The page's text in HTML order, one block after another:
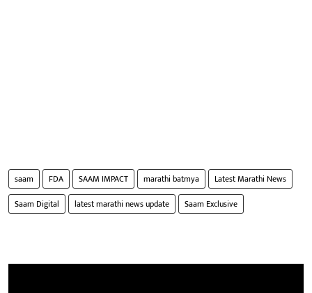
saam FDA SAAM IMPACT marathi batmya
Latest Marathi News
Saam Digital
latest marathi news update Saam Exclusive